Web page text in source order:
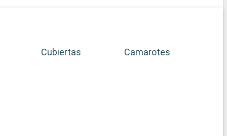
Cubiertas Camarotes